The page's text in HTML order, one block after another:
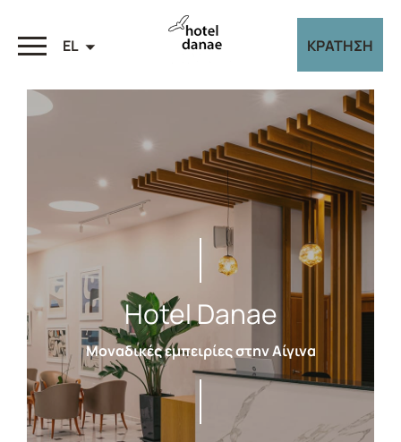
ΚΡΑΤΗΣΗ
EL
Hotel Danae
Μοναδικές εμπειρίες στην Αίγινα